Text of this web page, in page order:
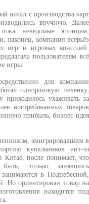
начал с производства карт
вручную. Далее
неведомые японцам,
наконец, компания всерьёз
игр и игровых консолей.
пользователям всё
игры.
для компании
одноразовую пелёнку,
приходилось ухаживать за
востребованных товаров
прибыль, бизнес-идея
эмигрировавшим в
купальников «из-за
Китае, после понимает, что
только занявшись
в Поднебесной,
Но ориентирован товар на
находится под